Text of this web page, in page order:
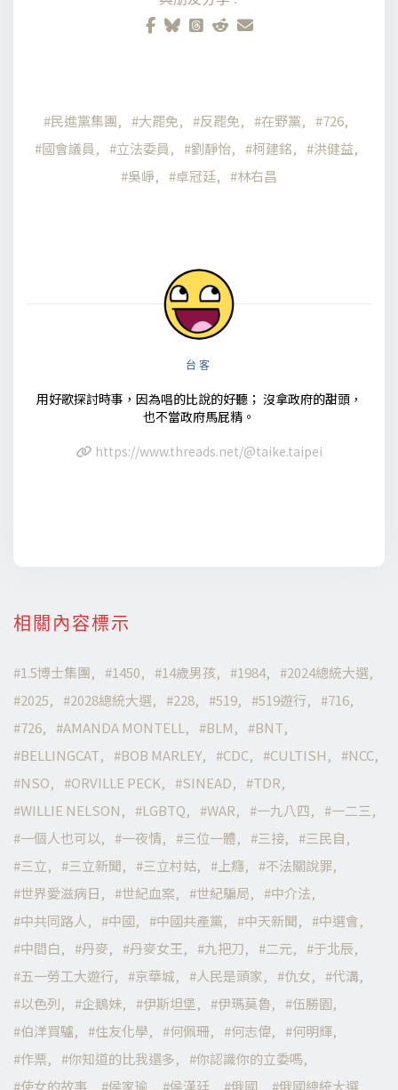
民進黨集團 大罷免 反罷免 在野黨
726
國會議員
立法委員 劉靜怡 柯建銘
洪健益
吳崢
卓冠廷 林右昌
台客
用好歌探討時事，因為唱的比說的好聽； 沒拿政府的甜頭，
也不當政府馬屁精。
https://www.threads.net/@taike.taipei
相關內容標示
1.5博士集團 1450 14歲男孩 1984
2024總統大選
2025
2028總統大選 228 519 519遊行
716
726
AMANDA MONTELL BLM
BNT
BELLINGCAT
BOB MARLEY CDC CULTISH
NCC
NSO
ORVILLE PECK SINEAD
TDR
WILLIE NELSON
LGBTQ WAR 一九八四
一二三
一個人也可以
一夜情 三位一體 三接
三民自
三立
三立新聞 三立村姑 上癮
不法關說罪
世界愛滋病日
世紀血案 世紀騙局
中介法
中共同路人
中國 中國共產黨 中天新聞
中選會
中間白
丹麥 丹麥女王 九把刀 二元
于北辰
五一勞工大遊行
京華城 人民是頭家 仇女
代溝
以色列
企鵝妹 伊斯坦堡 伊瑪莫魯
伍勝園
伯洋買驢
住友化學 何佩珊 何志偉
何明輝
作票
你知道的比我還多
你認識你的立委嗎
使女的故事
侯家瑜 侯漢廷 俄國
俄國總統大選